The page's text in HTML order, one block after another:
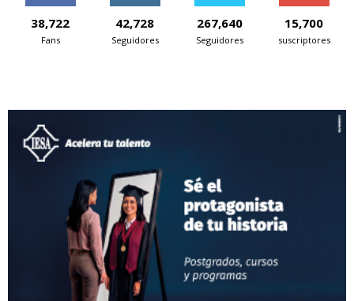
38,722
Fans
42,728
Seguidores
267,640
Seguidores
15,700
suscriptores